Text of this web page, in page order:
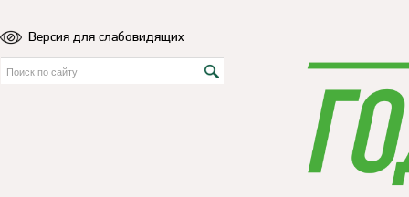
Версия для слабовидящих